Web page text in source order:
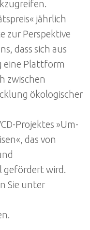
jährlich
zur Perspektive
dass sich aus
eine Plattform
zwischen
ökologischer
Projektes »Um-
das von
gefördert wird.
Sie unter